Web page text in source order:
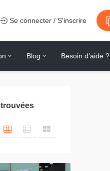
Se connecter / S'inscrire
Blog Besoin d’aide ?